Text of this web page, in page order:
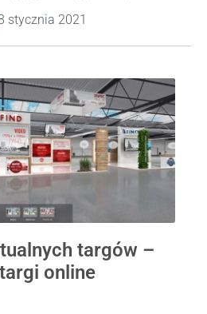
stycznia 2021
targów –
online